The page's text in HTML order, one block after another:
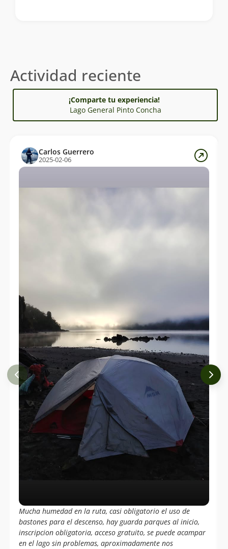
Actividad reciente
¡Comparte tu experiencia!
Lago General Pinto Concha
Carlos Guerrero
2025-02-06
Mucha humedad en la ruta, casi obligatorio el uso de
bastones para el descenso, hay guarda parques al inicio,
inscripcion obligatoria, acceso gratuito, se puede acampar
en el lago sin problemas, aproximadamente nos